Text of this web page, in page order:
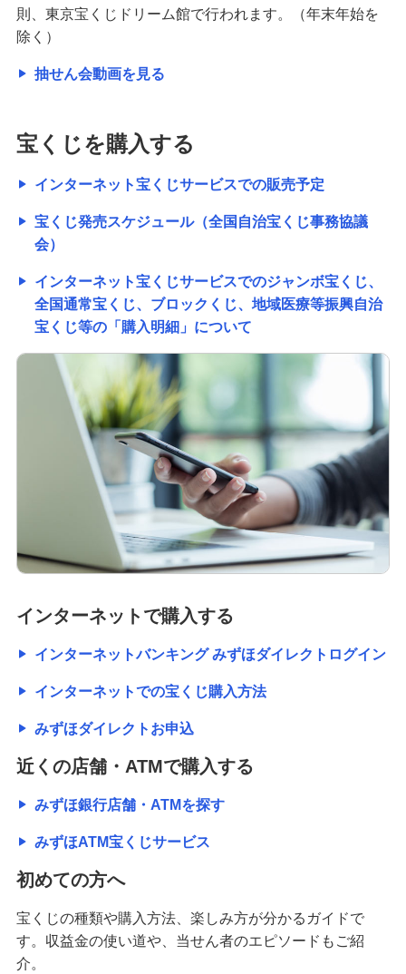
則、東京宝くじドリーム館で行われます。（年末年始を
除く）
抽せん会動画を見る
宝くじを購入する
インターネット宝くじサービスでの販売予定
宝くじ発売スケジュール（全国自治宝くじ事務協議
会）
インターネット宝くじサービスでのジャンボ宝くじ、
全国通常宝くじ、ブロックくじ、地域医療等振興自治
宝くじ等の「購入明細」について
インターネットで購入する
インターネットバンキング みずほダイレクトログイン
インターネットでの宝くじ購入方法
みずほダイレクトお申込
近くの店舗・ATMで購入する
みずほ銀行店舗・ATMを探す
みずほATM宝くじサービス
初めての方へ
宝くじの種類や購入方法、楽しみ方が分かるガイドで
す。収益金の使い道や、当せん者のエピソードもご紹
介。